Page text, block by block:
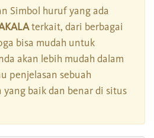
Simbol huruf yang ada
terkait, dari berbagai
bisa mudah untuk
akan lebih mudah dalam
penjelasan sebuah
baik dan benar di situs